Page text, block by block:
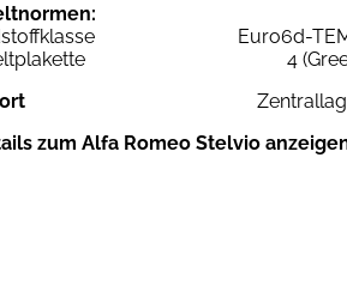
Euro6d-
4
zum Alfa Romeo Stelvio